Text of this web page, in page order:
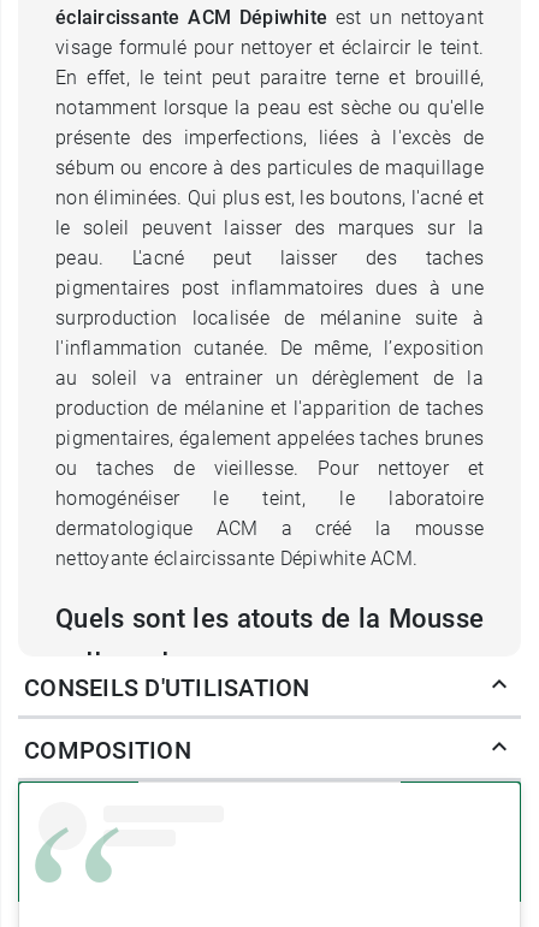
éclaircissante ACM Dépiwhite est un nettoyant
visage formulé pour nettoyer et éclaircir le teint.
En effet, le teint peut paraitre terne et brouillé,
notamment lorsque la peau est sèche ou qu'elle
présente des imperfections, liées à l'excès de
sébum ou encore à des particules de maquillage
non éliminées. Qui plus est, les boutons, l'acné et
le soleil peuvent laisser des marques sur la
peau. L'acné peut laisser des taches
pigmentaires post inflammatoires dues à une
surproduction localisée de mélanine suite à
l'inflammation cutanée. De même, l’exposition
au soleil va entrainer un dérèglement de la
production de mélanine et l'apparition de taches
pigmentaires, également appelées taches brunes
ou taches de vieillesse. Pour nettoyer et
homogénéiser le teint, le laboratoire
dermatologique ACM a créé la mousse
nettoyante éclaircissante Dépiwhite ACM.
Quels sont les atouts de la Mousse
nettoyante
éclaircissante ACM Dépiwhite ?
La Mousse nettoyante éclaircissante Dépiwhite
ACM est formulée à partir de96 % d'ingrédients
peau le plus naturellement possible. Elle est
idéale pour les peaux sujettes à
CONSEILS D'UTILISATION
COMPOSITION